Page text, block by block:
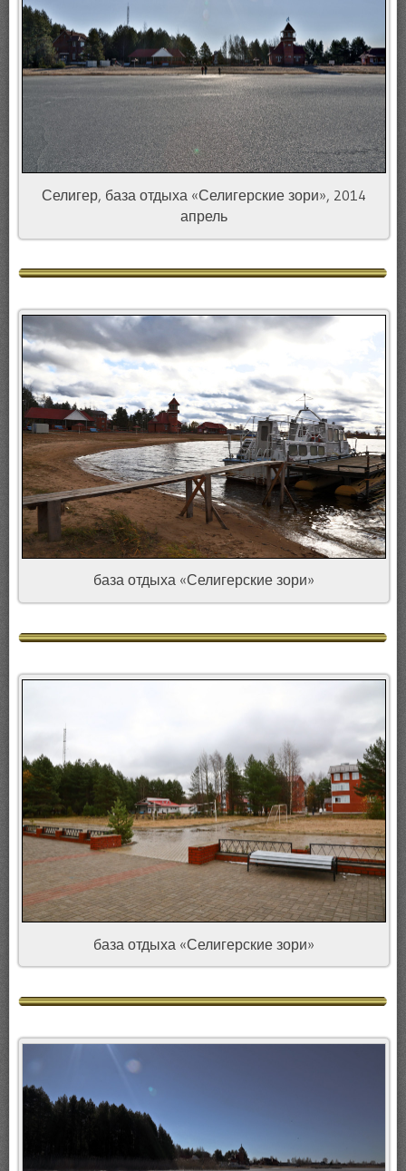
Селигер, база отдыха «Селигерские зори», 2014
апрель
база отдыха «Селигерские зори»
база отдыха «Селигерские зори»